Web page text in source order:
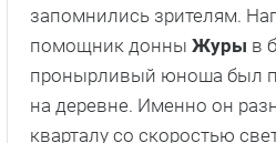
запомнились зрителям.
помощник донны Журы в
пронырливый юноша был
на деревне. Именно он
кварталу со скоростью